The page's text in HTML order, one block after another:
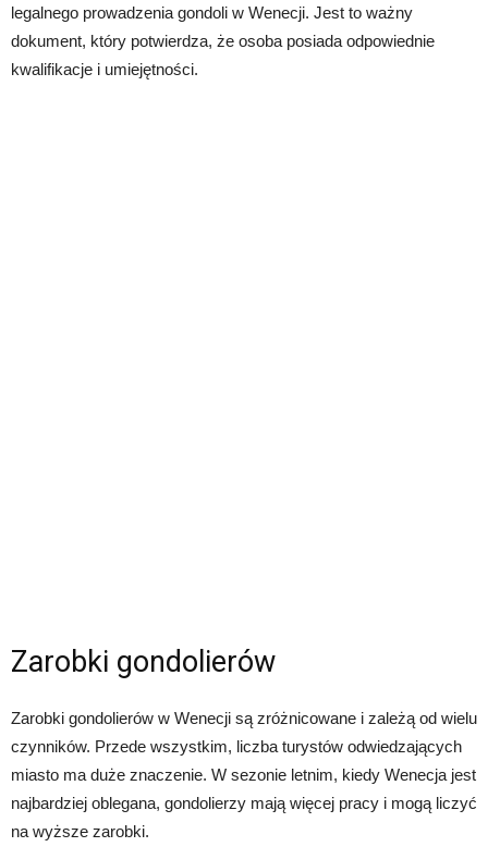
legalnego prowadzenia gondoli w Wenecji. Jest to ważny
dokument, który potwierdza, że osoba posiada odpowiednie
kwalifikacje i umiejętności.
Zarobki gondolierów
Zarobki gondolierów w Wenecji są zróżnicowane i zależą od wielu
czynników. Przede wszystkim, liczba turystów odwiedzających
miasto ma duże znaczenie. W sezonie letnim, kiedy Wenecja jest
najbardziej oblegana, gondolierzy mają więcej pracy i mogą liczyć
na wyższe zarobki.